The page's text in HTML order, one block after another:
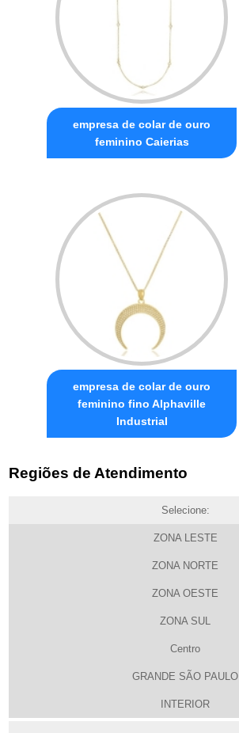
empresa de colar de ouro
feminino Caierias
empresa de colar de ouro
feminino fino Alphaville
Industrial
Regiões de Atendimento
Selecione:
ZONA LESTE
ZONA NORTE
ZONA OESTE
ZONA SUL
Centro
GRANDE SÃO PAULO
INTERIOR